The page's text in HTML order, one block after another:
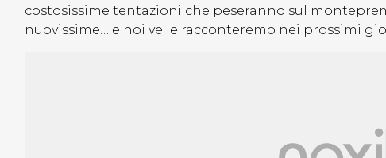
costosissime tentazioni che peseranno sul
nuovissime… e noi ve le racconteremo nei prossimi